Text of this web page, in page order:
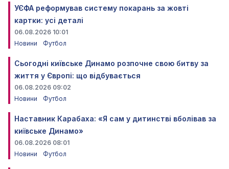
УЄФА реформував систему покарань за жовті
картки: усі деталі
06.08.2026 10:01
Новини
Футбол
Сьогодні київське Динамо розпочне свою битву за
життя у Європі: що відбувається
06.08.2026 09:02
Новини
Футбол
Наставник Карабаха: «Я сам у дитинстві вболівав за
київське Динамо»
06.08.2026 08:01
Новини
Футбол